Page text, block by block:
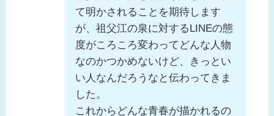
て明かされることを期待します
が、祖父江の泉に対するLINEの態
度がころころ変わってどんな人物
なのかつかめないけど、きっとい
い人なんだろうなと伝わってきま
した。
これからどんな青春が描かれるの